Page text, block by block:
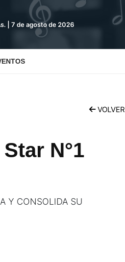
| 7 de agosto de 2026
VOLVER
N°1
Y CONSOLIDA SU